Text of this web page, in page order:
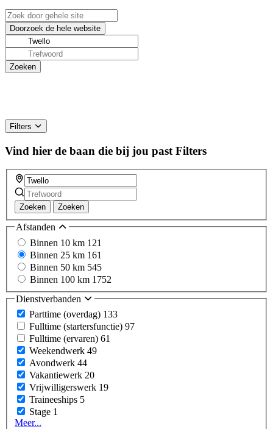
Filters
Vind hier de baan die bij jou past Filters
Zoeken Zoeken
Afstanden
Binnen 10 km 121
Binnen 25 km 161
Binnen 50 km 545
Binnen 100 km 1752
Dienstverbanden
Parttime (overdag) 133
Fulltime (startersfunctie) 97
Fulltime (ervaren) 61
Weekendwerk 49
Avondwerk 44
Vakantiewerk 20
Vrijwilligerswerk 19
Traineeships 5
Stage 1
Meer...